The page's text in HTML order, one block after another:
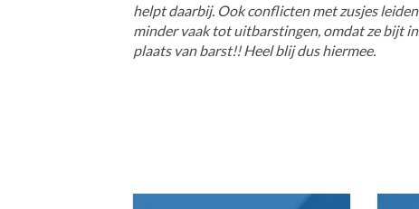
helpt daarbij. Ook conflicten met zusjes leiden
minder vaak tot uitbarstingen, omdat ze bijt in
plaats van barst!! Heel blij dus hiermee.